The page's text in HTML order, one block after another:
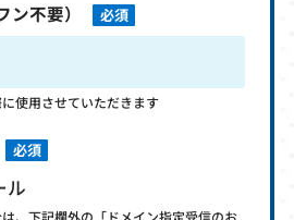
ン不要） 必須
使用させていただきます
必須
ル